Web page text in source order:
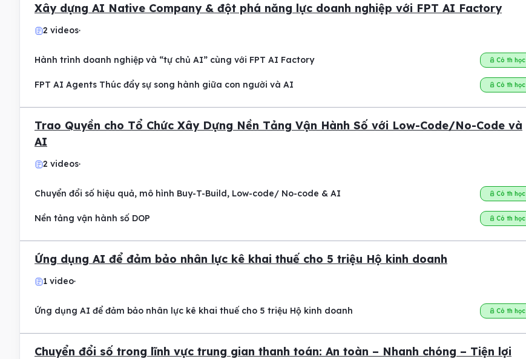
Xây dựng AI Native Company & đột phá năng lực doanh nghiệp với FPT AI Factory
2 videos
Hành trình doanh nghiệp và “tự chủ AI” cùng với FPT AI Factory Có th học
FPT AI Agents Thúc đẩy sự song hành giữa con người và AI Có th học
Trao Quyền cho Tổ Chức Xây Dựng Nền Tảng Vận Hành Số với Low-Code/No-Code và
AI
2 videos
Chuyển đổi số hiệu quả, mô hình Buy-T-Build, Low-code/ No-code & AI Có th học
Nền tảng vận hành số DOP Có th học
Ứng dụng AI để đảm bảo nhân lực kê khai thuế cho 5 triệu Hộ kinh doanh
1 video
Ứng dụng AI để đảm bảo nhân lực kê khai thuế cho 5 triệu Hộ kinh doanh Có th học
Chuyển đổi số trong lĩnh vực trung gian thanh toán: An toàn – Nhanh chóng – Tiện lợi